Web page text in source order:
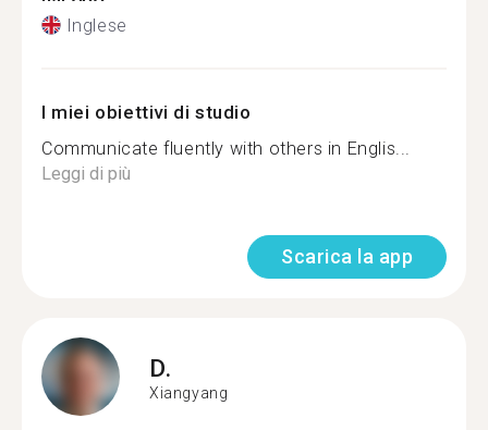
Inglese
I miei obiettivi di studio
Communicate fluently with others in Englis...
Leggi di più
Scarica la app
D.
Xiangyang